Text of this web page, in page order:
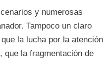
y numerosas
Tampoco un claro
la lucha por la atención
que la fragmentación de